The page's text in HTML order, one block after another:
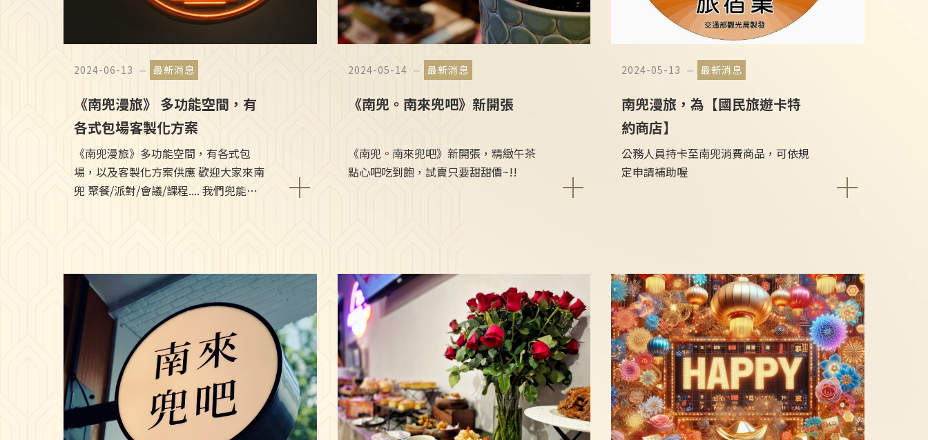
2024-06-13 最新消息
《南兜漫旅》 多功能空間，有
各式包場客製化方案
《南兜漫旅》多功能空間，有各式包
場，以及客製化方案供應 歡迎大家來南
兜 聚餐/派對/會議/課程.... 我們兜能滿
線：06-2253388 / 02-23882808
2024-05-14 最新消息
《南兜。南來兜吧》新開張
《南兜。南來兜吧》新開張，精緻午茶
點心吧吃到飽，試賣只要甜甜價~!!
2024-05-13 最新消息
南兜漫旅，為【國民旅遊卡特
約商店】
公務人員持卡至南兜消費商品，可依規
定申請補助喔